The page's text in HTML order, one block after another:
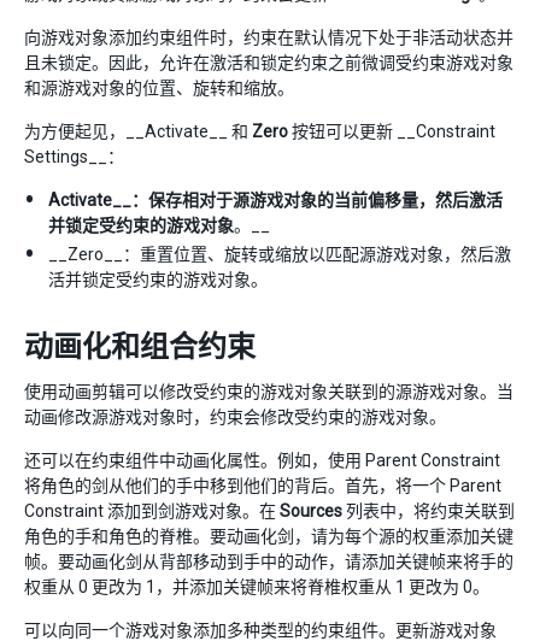
向游戏对象添加约束组件时，约束在默认情况下处于非活动状态并
且未锁定。因此，允许在激活和锁定约束之前微调受约束游戏对象
和源游戏对象的位置、旋转和缩放。
为方便起见，__Activate__ 和 Zero按钮可以更新 __Constraint
Settings__：
Activate__：保存相对于源游戏对象的当前偏移量，然后激活
并锁定受约束的游戏对象。__
__Zero__：重置位置、旋转或缩放以匹配源游戏对象，然后激
活并锁定受约束的游戏对象。
动画化和组合约束
使用动画剪辑可以修改受约束的游戏对象关联到的源游戏对象。当
动画修改源游戏对象时，约束会修改受约束的游戏对象。
还可以在约束组件中动画化属性。例如，使用 Parent Constraint
将角色的剑从他们的手中移到他们的背后。首先，将一个 Parent
Constraint 添加到剑游戏对象。在Sources列表中，将约束关联到
角色的手和角色的脊椎。要动画化剑，请为每个源的权重添加关键
帧。要动画化剑从背部移动到手中的动作，请添加关键帧来将手的
权重从 0 更改为 1，并添加关键帧来将脊椎权重从 1 更改为 0。
可以向同一个游戏对象添加多种类型的约束组件。更新游戏对象